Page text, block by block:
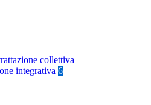
collettiva
integrativa 6